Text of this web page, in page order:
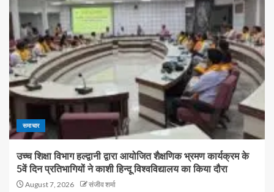
समाचार
उच्च शिक्षा विभाग हल्द्वानी द्वारा आयोजित शैक्षणिक भ्रमण कार्यक्रम के
5वें दिन प्रतिभागियों ने काशी हिन्दू विश्वविद्यालय का किया दौरा
August 7, 2026 संजीव शर्मा